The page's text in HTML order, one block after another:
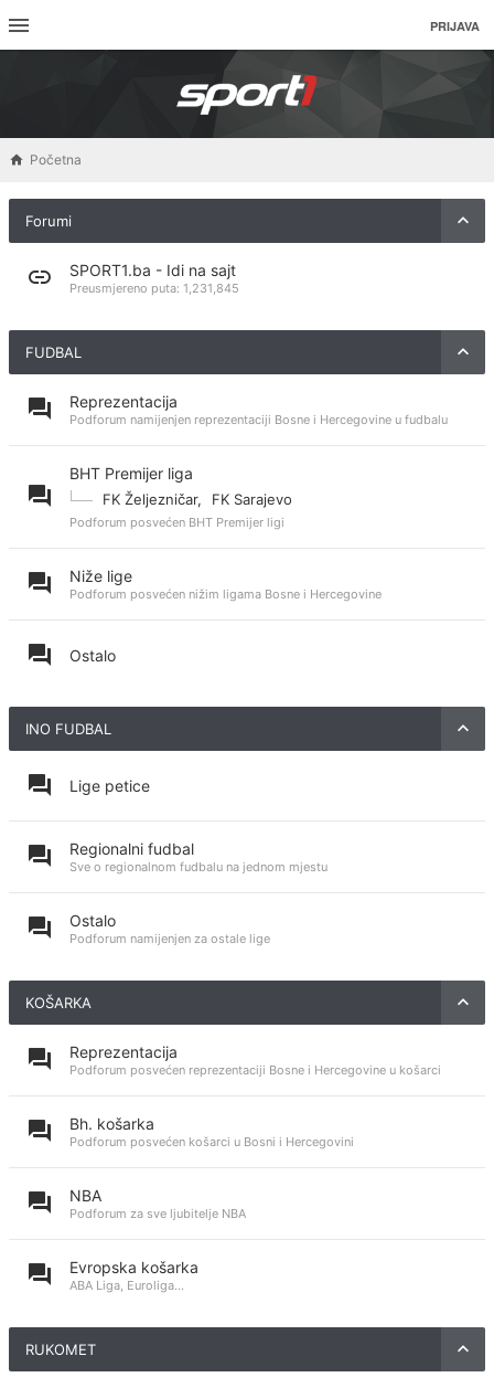
PRIJAVA
Početna
Forumi
SPORT1.ba - Idi na sajt
Preusmjereno puta: 1,231,845
FUDBAL
Reprezentacija
Podforum namijenjen reprezentaciji Bosne i Hercegovine u fudbalu
BHT Premijer liga
FK Željezničar, FK Sarajevo
Podforum posvećen BHT Premijer ligi
Niže lige
Podforum posvećen nižim ligama Bosne i Hercegovine
Ostalo
INO FUDBAL
Lige petice
Regionalni fudbal
Sve o regionalnom fudbalu na jednom mjestu
Ostalo
Podforum namijenjen za ostale lige
KOŠARKA
Reprezentacija
Podforum posvećen reprezentaciji Bosne i Hercegovine u košarci
Bh. košarka
Podforum posvećen košarci u Bosni i Hercegovini
NBA
Podforum za sve ljubitelje NBA
Evropska košarka
ABA Liga, Euroliga...
RUKOMET